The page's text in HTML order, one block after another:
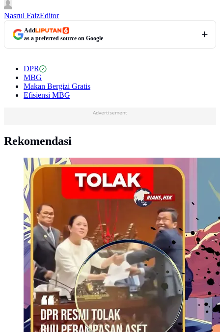
Nasrul FaizEditor
Add
as a preferred source on Google
DPR
MBG
Makan Bergizi Gratis
Efisiensi MBG
Advertisement
Rekomendasi